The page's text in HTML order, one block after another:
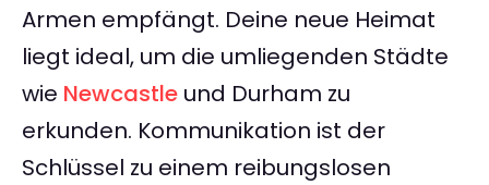
Armen empfängt. Deine neue Heimat
liegt ideal, um die umliegenden Städte
wie Newcastle und Durham zu
erkunden. Kommunikation ist der
Schlüssel zu einem reibungslosen